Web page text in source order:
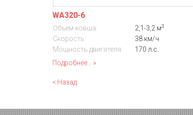
WA320-6
Объем ковша: 2,1-3,2 м3
Скорость:
38 км/ч
Мощность двигателя:
170 л.с.
Подробнее...
< Назад